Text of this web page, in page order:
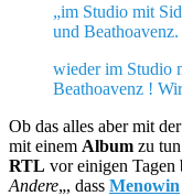
„im Studio mit
und
wieder im Studio
Beathoavenz !
Ob das alles aber mit
mit einem Album zu
RTL vor einigen Tagen
Andere„, dass Menowin